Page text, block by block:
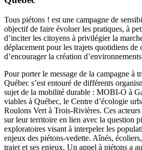
Tous piétons ! est une campagne de
objectif de faire évoluer les pratiques, à
d’inciter les citoyens à privilégier la
déplacement pour les trajets quotidiens de
d’encourager la création
Pour porter le message de la campagne à
Québec s’est entouré de différents
sujet de la mobilité durable : MOBI-O à
viables à Québec, le Centre d’écologie
Roulons Vert à Trois-Rivières. Ces
sur leur territoire en lien avec la question
exploratoires visant à interpeler les
enjeux des piétons-vedette. Aînés,
trajet et ses enjeux. Un appel à piétons a